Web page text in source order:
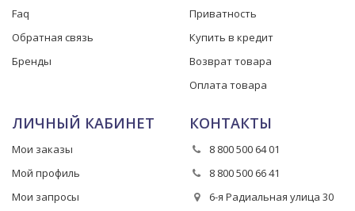
Faq
Обратная связь
Бренды
Приватность
Купить в кредит
Возврат товара
Оплата товара
ЛИЧНЫЙ КАБИНЕТ
Мои заказы
Мой профиль
Мои запросы
КОНТАКТЫ
8 800 500 64 01
8 800 500 66 41
6-я Радиальная улица 30